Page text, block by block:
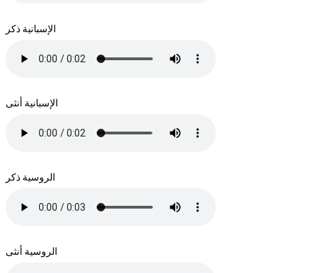
الإسبانية ذكر
الإسبانية أنثى
الروسية ذكر
الروسية أنثى